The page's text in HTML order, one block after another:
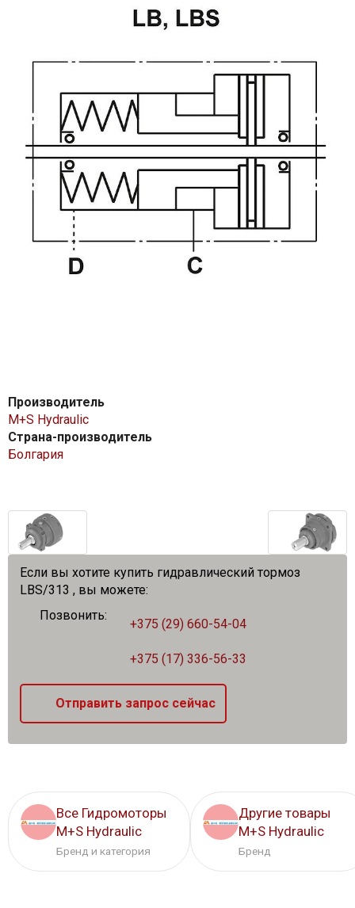
Производитель
M+S Hydraulic
Страна-производитель
Болгария
Если вы хотите купить гидравлический тормоз
LBS/313 , вы можете:
Позвонить:
+375 (29) 660-54-04
+375 (17) 336-56-33
Отправить запрос сейчас
Все Гидромоторы
M+S Hydraulic
Бренд и категория
Другие товары
M+S Hydraulic
Бренд